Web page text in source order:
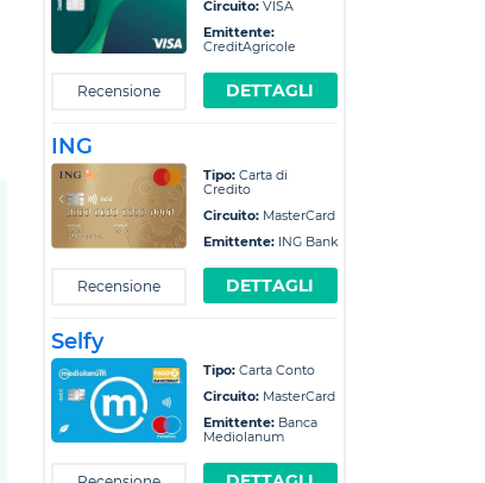
Circuito:VISA
Emittente:
CreditAgricole
Recensione DETTAGLI
ING
Tipo:Carta di
Credito
Circuito:MasterCard
Emittente:ING Bank
Recensione DETTAGLI
Selfy
Tipo:Carta Conto
Circuito:MasterCard
Emittente:Banca
Mediolanum